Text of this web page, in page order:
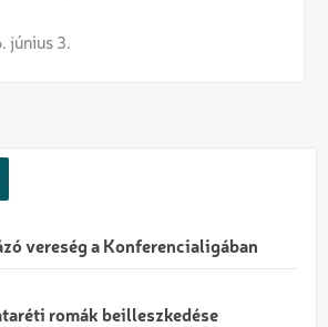
június 3.
vereség a Konferencialigában
romák beilleszkedése